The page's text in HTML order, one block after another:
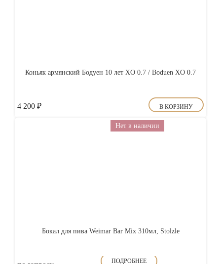
Коньяк армянский Бодуен 10 лет XO 0.7 / Boduen XO 0.7
4 200 ₽ В КОРЗИНУ
Нет в наличии
Бокал для пива Weimar Bar Mix 310мл, Stolzle
ПОДРОБНЕЕ